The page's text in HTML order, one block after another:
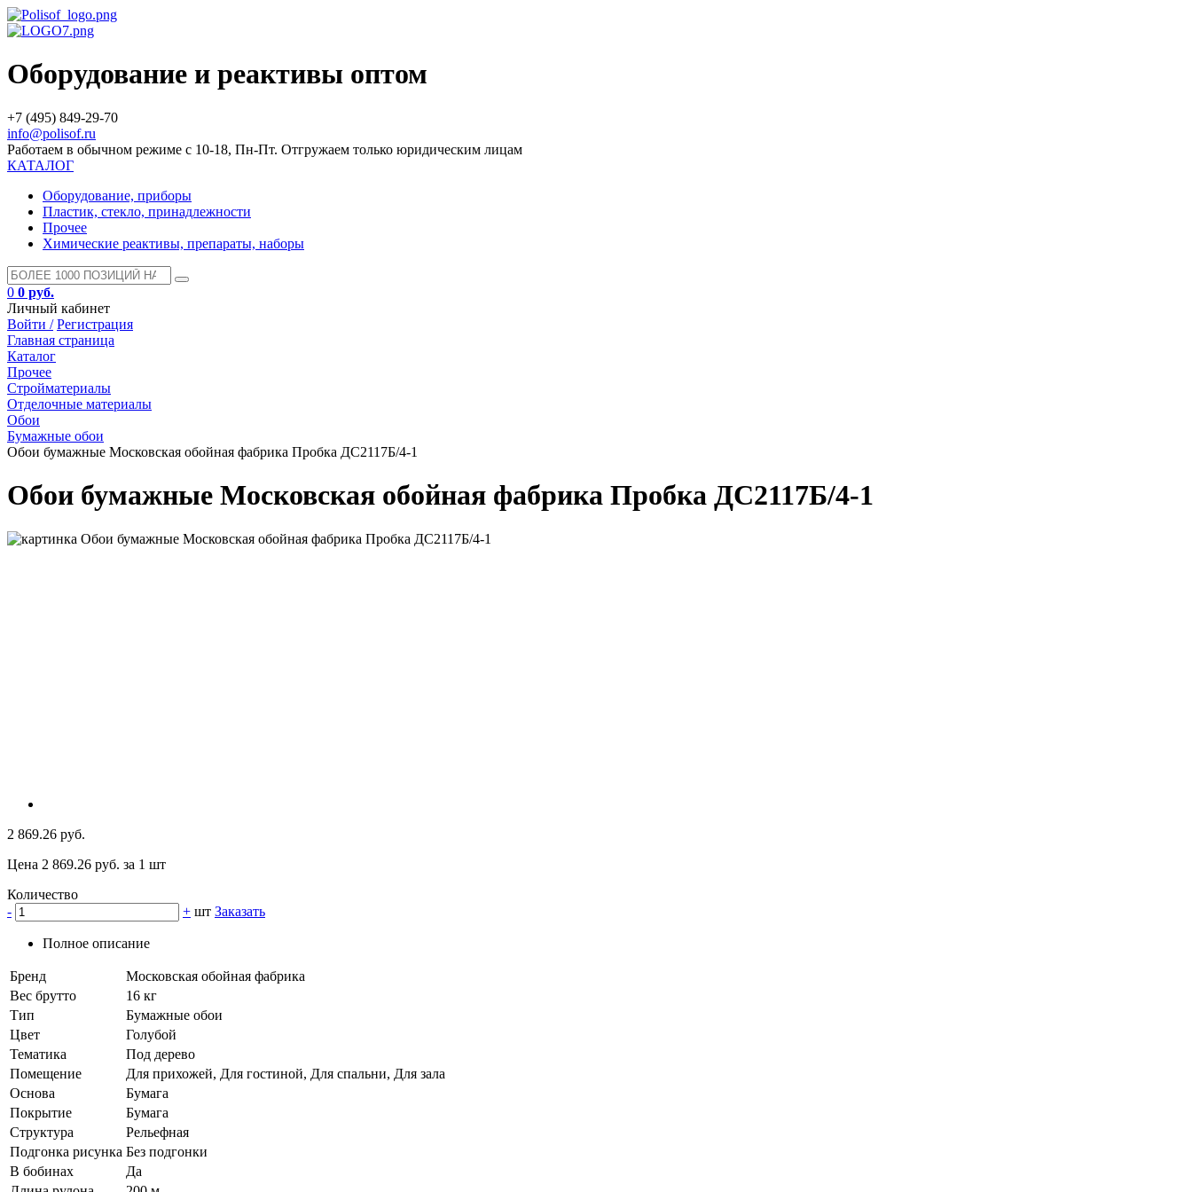
Оборудование и реактивы оптом
+7 (495) 849-29-70
info@polisof.ru
Работаем в обычном режиме с 10-18, Пн-Пт. Отгружаем только юридическим лицам
КАТАЛОГ
Оборудование, приборы
Пластик, стекло, принадлежности
Прочее
Химические реактивы, препараты, наборы
0 0 руб.
Личный кабинет
Войти / Регистрация
Главная страница
Каталог
Прочее
Стройматериалы
Отделочные материалы
Обои
Бумажные обои
Обои бумажные Московская обойная фабрика Пробка ДС2117Б/4-1
Обои бумажные Московская обойная фабрика Пробка ДС2117Б/4-1
2 869.26 руб.
Цена 2 869.26 руб. за 1 шт
Количество
-
+ шт Заказать
Полное описание
Бренд
Московская обойная фабрика
Вес брутто
16 кг
Тип
Бумажные обои
Цвет
Голубой
Тематика
Под дерево
Помещение
Для прихожей, Для гостиной, Для спальни, Для зала
Основа
Бумага
Покрытие
Бумага
Структура
Рельефная
Подгонка рисунка Без подгонки
В бобинах
Да